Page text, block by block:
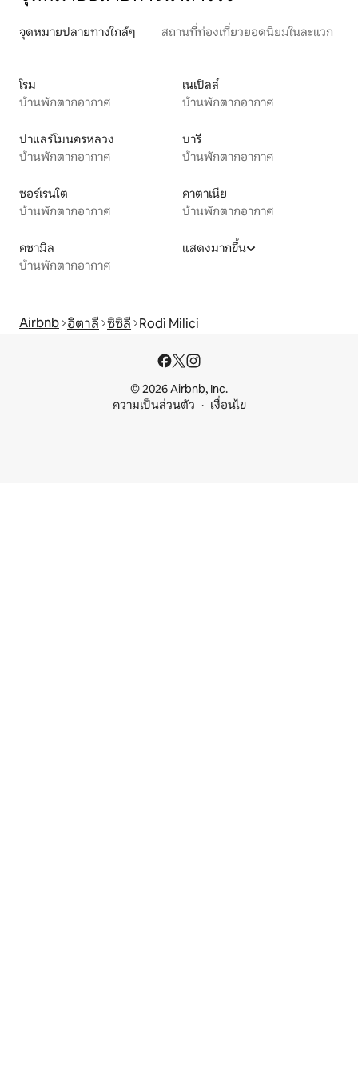
จุดหมายปลายทางใกล้ๆ สถานที่ท่องเที่ยวยอดนิยมในละแวก
โรม
บ้านพักตากอากาศ
เนเปิลส์
บ้านพักตากอากาศ
ปาแลร์โมนครหลวง
บ้านพักตากอากาศ
บารี
บ้านพักตากอากาศ
ซอร์เรนโต
บ้านพักตากอากาศ
คาตาเนีย
บ้านพักตากอากาศ
คซามิล
บ้านพักตากอากาศ
แสดงมากขึ้น
Airbnb อิตาลี ซิซิลี Rodì Milici
© 2026 Airbnb, Inc.
ความเป็นส่วนตัว
เงื่อนไข